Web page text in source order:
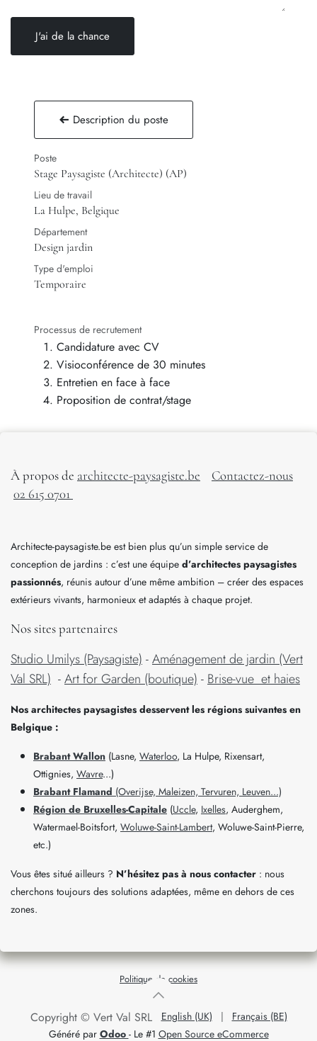
J'ai de la chance
Description du poste
Poste
Stage Paysagiste (Architecte) (AP)
Lieu de travail
La Hulpe, Belgique
Département
Design jardin
Type d'emploi
Temporaire
Processus de recrutement
Candidature avec CV
Visioconférence de 30 minutes
Entretien en face à face
Proposition de contrat/stage
À propos de architecte-paysagiste.be
Contactez-nous
02 615 0701
Architecte-paysagiste.be est bien plus qu’un simple service de
conception de jardins : c’est une équipe d’architectes paysagistes
passionnés, réunis autour d’une même ambition – créer des espaces
extérieurs vivants, harmonieux et adaptés à chaque projet.
Nos sites partenaires
Studio Umilys (Paysagiste)-Aménagement de jardin (Vert
Val SRL) -Art for Garden (boutique)-Brise-vue et haies
Nos architectes paysagistes desservent les régions suivantes en
Belgique :
Brabant Wallon (Lasne, Waterloo, La Hulpe, Rixensart,
Ottignies, Wavre...)
Brabant Flamand (Overijse, Maleizen, Tervuren, Leuven...)
Région de Bruxelles-Capitale (Uccle, Ixelles, Auderghem,
Watermael-Boitsfort, Woluwe-Saint-Lambert, Woluwe-Saint-Pierre,
etc.)
Vous êtes situé ailleurs ? N’hésitez pas à nous contacter : nous
cherchons toujours des solutions adaptées, même en dehors de ces
zones.
Politique de cookies
Copyright © Vert Val SRL English (UK) |
Français (BE)
Généré par Odoo - Le #1 Open Source eCommerce